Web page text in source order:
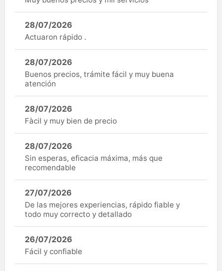
28/07/2026
Actuaron rápido .
28/07/2026
Buenos precios, trámite fácil y muy buena
atención
28/07/2026
Fàcil y muy bien de precio
28/07/2026
Sin esperas, eficacia máxima, más que
recomendable
27/07/2026
De las mejores experiencias, rápido fiable y
todo muy correcto y detallado
26/07/2026
Fácil y confiable